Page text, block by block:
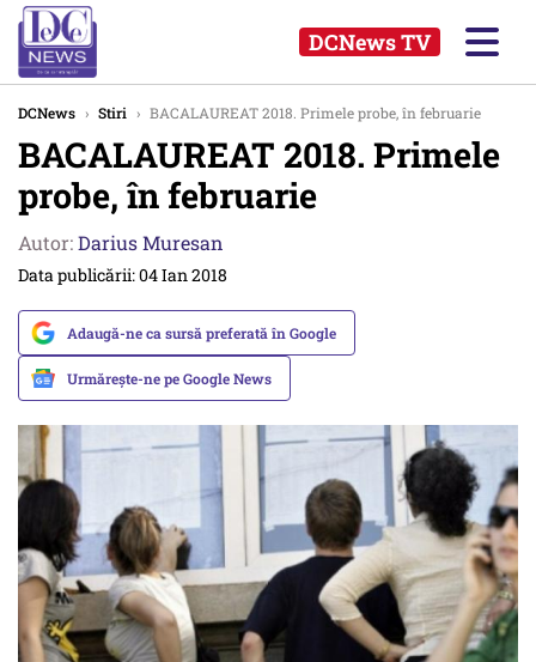
DCNews TV
DCNews › Stiri › BACALAUREAT 2018. Primele probe, în februarie
BACALAUREAT 2018. Primele
probe, în februarie
Autor:Darius Muresan
Data publicării: 04 Ian 2018
Adaugă-ne ca sursă preferată în Google
Urmărește-ne pe Google News